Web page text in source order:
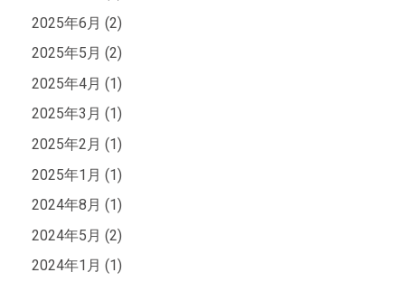
2025年6月 (2)
2025年5月 (2)
2025年4月 (1)
2025年3月 (1)
2025年2月 (1)
2025年1月 (1)
2024年8月 (1)
2024年5月 (2)
2024年1月 (1)